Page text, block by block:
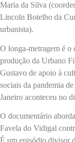
Maria da Silva
Lincoln Botelho da
urbanista).
O longa-metragem é
produção da Urbano
Gustavo de apoio à
sociais da pandemia
Janeiro aconteceu no
O documentário
Favela do Vidigal
É um episódio divisor